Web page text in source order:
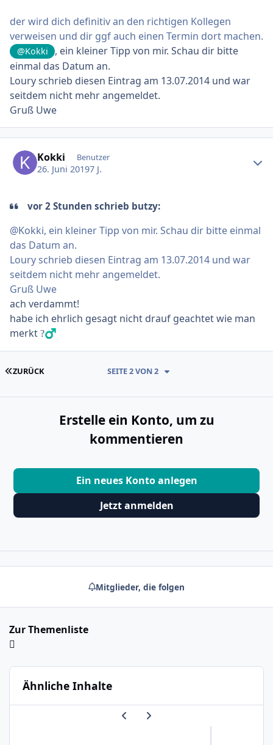
der wird dich definitiv an den richtigen Kollegen
verweisen und dir ggf auch einen Termin dort machen.
@Kokki
, ein kleiner Tipp von mir. Schau dir bitte
einmal das Datum an.
Loury schrieb diesen Eintrag am 13.07.2014 und war
seitdem nicht mehr angemeldet.
Gruß Uwe
Kokki Benutzer
26. Juni 20197 J.
vor 2 Stunden schrieb butzy:
@Kokki, ein kleiner Tipp von mir. Schau dir bitte einmal
das Datum an.
Loury schrieb diesen Eintrag am 13.07.2014 und war
seitdem nicht mehr angemeldet.
Gruß Uwe
ach verdammt!
habe ich ehrlich gesagt nicht drauf geachtet wie man
merkt ?‍♂️
ERSTE SEITE
ZURÜCK SEITE 2 VON 2
Erstelle ein Konto, um zu
kommentieren
Ein neues Konto anlegen
Jetzt anmelden
Mitglieder, die folgen
Zur Themenliste
Ähnliche Inhalte
Vorherige Karussell-Folie
Nächste Karussell-Folie